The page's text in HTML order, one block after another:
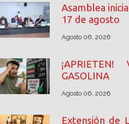
Asamblea
17 de agosto
Agosto 06, 2026
GASOLINA
Agosto 06, 2026
Extensión de